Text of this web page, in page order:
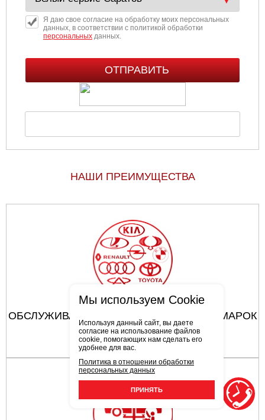
Я даю свое согласие на обработку моих персональных
данных, в соответствии с политикой обработки
персональныхданных.
НАШИ ПРЕИМУЩЕСТВА
ОБСЛУЖИВАЮТСЯ АВТОМОБИЛИ ВСЕХ МАРОК
Мы используем Cookie
Используя данный сайт, вы даете
согласие на использование файлов
cookie, помогающих нам сделать его
удобнее для вас.
Политика в отношении обработки
персональных данных
ПРИНЯТЬ